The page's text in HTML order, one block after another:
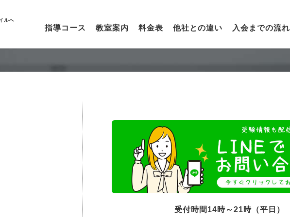
ルへ
指導コース 教室案内 料金表 他社との違い 入会までの流れ
受付時間14時～21時（平日）